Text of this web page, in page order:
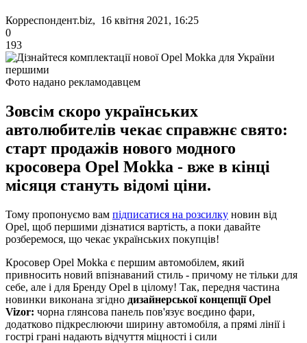
Корреспондент.biz, 16 квітня 2021, 16:25
0
193
Фото надано рекламодавцем
Зовсім скоро українських
автолюбителів чекає справжнє свято:
старт продажів нового модного
кросовера Opel Mokka - вже в кінці
місяця стануть відомі ціни.
Тому пропонуємо вам підписатися на розсилку новин від
Opel, щоб першими дізнатися вартість, а поки давайте
розберемося, що чекає українських покупців!
Кросовер Opel Mokka є першим автомобілем, який
привносить новий впізнаваний стиль - причому не тільки для
себе, але і для Бренду Opel в цілому! Так, передня частина
новинки виконана згідно дизайнерської концепції Opel
Vizor: чорна глянсова панель пов'язує воєдино фари,
додатково підкреслюючи ширину автомобіля, а прямі лінії і
гострі грані надають відчуття міцності і сили